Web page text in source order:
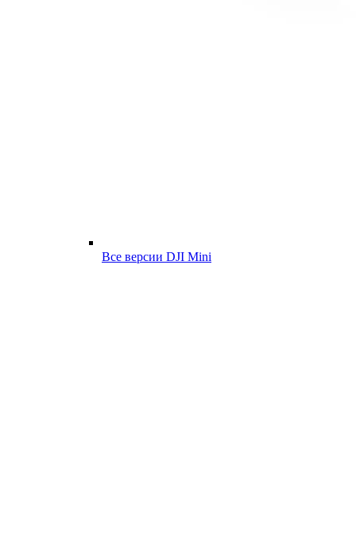
Все версии DJI Mini